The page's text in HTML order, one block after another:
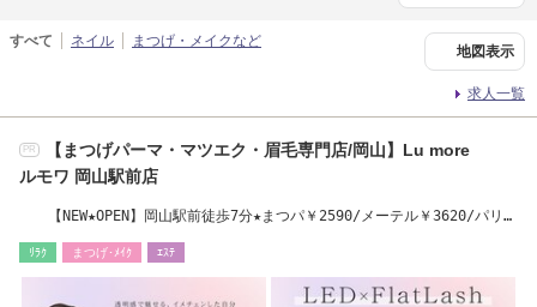
地図表示
すべて ネイル まつげ・メイクなど
求人一覧
PR
【まつげパーマ・マツエク・眉毛専門店/岡山】Lu more
ルモワ 岡山駅前店
【NEW★OPEN】岡山駅前徒歩7分★まつパ￥2590/メーテル￥3620/パリ
ﾘﾗｸ まつげ･ﾒｲｸ ｴｽﾃ